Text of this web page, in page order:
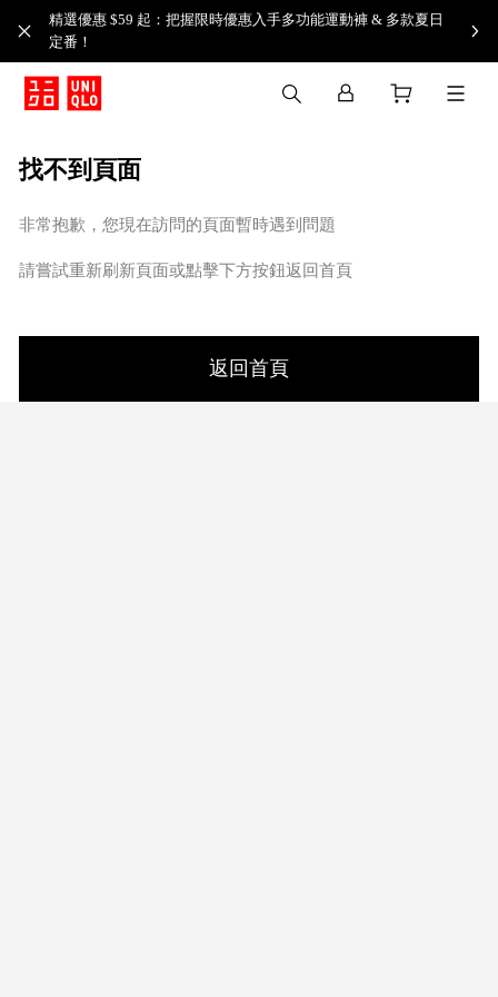
精選優惠 $59 起：把握限時優惠入手多功能運動褲 & 多款夏日
定番！​
找不到頁面
非常抱歉，您現在訪問的頁面暫時遇到問題
請嘗試重新刷新頁面或點擊下方按鈕返回首頁
返回首頁